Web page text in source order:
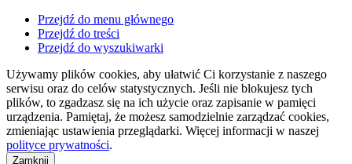
Przejdź do menu głównego
Przejdź do treści
Przejdź do wyszukiwarki
Używamy plików cookies, aby ułatwić Ci korzystanie z naszego
serwisu oraz do celów statystycznych. Jeśli nie blokujesz tych
plików, to zgadzasz się na ich użycie oraz zapisanie w pamięci
urządzenia. Pamiętaj, że możesz samodzielnie zarządzać cookies,
zmieniając ustawienia przeglądarki. Więcej informacji w naszej
polityce prywatności.